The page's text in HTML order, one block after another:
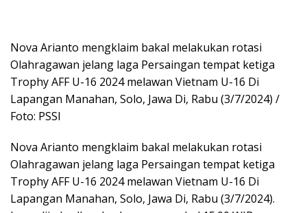
Nova Arianto mengklaim bakal melakukan rotasi
Olahragawan jelang laga Persaingan tempat ketiga
Trophy AFF U-16 2024 melawan Vietnam U-16 Di
Lapangan Manahan, Solo, Jawa Di, Rabu (3/7/2024) /
Foto: PSSI
Nova Arianto mengklaim bakal melakukan rotasi
Olahragawan jelang laga Persaingan tempat ketiga
Trophy AFF U-16 2024 melawan Vietnam U-16 Di
Lapangan Manahan, Solo, Jawa Di, Rabu (3/7/2024).